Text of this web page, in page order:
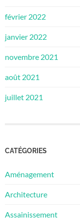
février 2022
janvier 2022
novembre 2021
août 2021
juillet 2021
CATÉGORIES
Aménagement
Architecture
Assainissement